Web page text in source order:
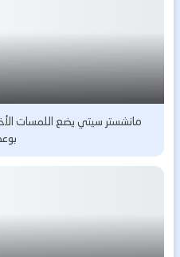
مانشستر سيتي يضع اللمسات